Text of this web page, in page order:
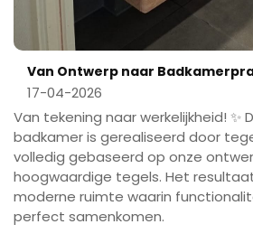
Van Ontwerp naar
17-04-2026
Van tekening naar werkelijkheid! ✨
badkamer is gerealiseerd door
volledig gebaseerd op onze
hoogwaardige tegels. Het
moderne ruimte waarin
perfect samenkomen.